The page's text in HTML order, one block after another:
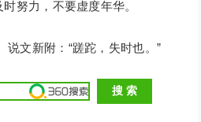
努力，不要虚度年华。
文新附：“蹉跎，失时也。”